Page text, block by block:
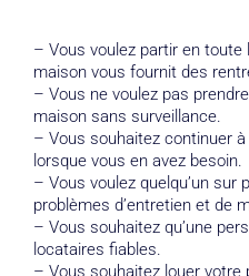
– Vous voulez partir en
maison vous fournit des
– Vous ne voulez pas
maison sans surveillance.
– Vous souhaitez continuer
lorsque vous en avez besoin.
– Vous voulez quelqu’un sur
problèmes d’entretien et de
– Vous souhaitez qu’une
locataires fiables.
– Vous souhaitez louer votre